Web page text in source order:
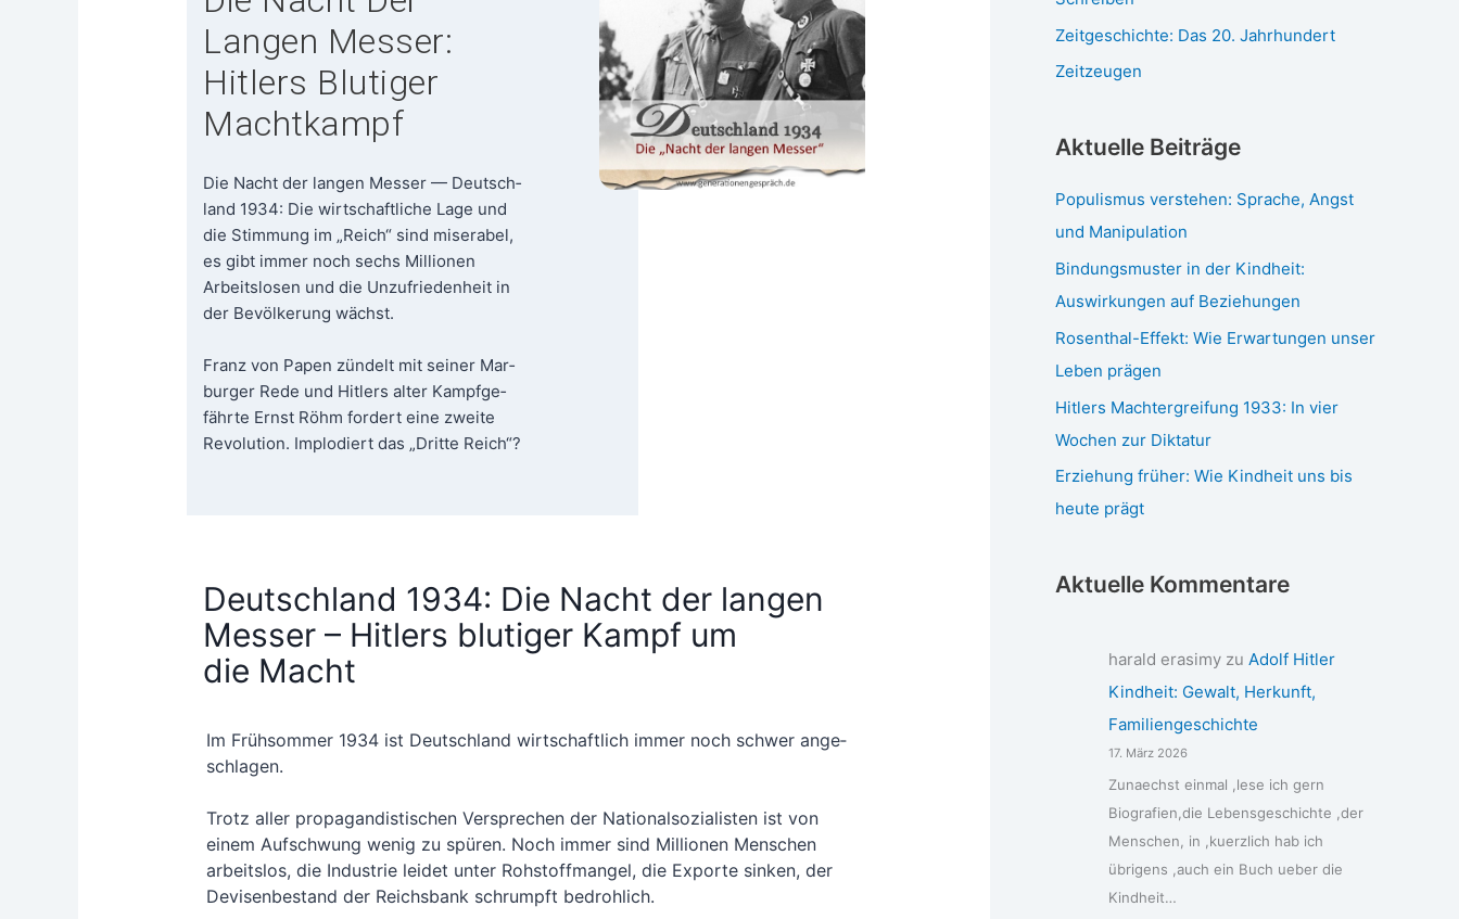
Langen Messer:
Hitlers Blutiger
Machtkampf
Die Nacht der lan­gen Mes­ser — Deutsch­
land 1934: Die wirt­schaft­li­che Lage und
die Stim­mung im „Reich“ sind mise­ra­bel,
es gibt immer noch sechs Mil­lio­nen
Arbeits­lo­sen und die Unzu­frie­den­heit in
der Bevöl­ke­rung wächst.
Franz von Papen zün­delt mit sei­ner Mar­
bur­ger Rede und Hit­lers alter Kampf­ge­
fähr­te Ernst Röhm for­dert eine zwei­te
Revo­lu­ti­on. Implo­diert das „Drit­te Reich“?
Deutschland 1934: Die Nacht der langen
Messer – Hitlers blutiger Kampf um
die Macht
Im Früh­som­mer 1934 ist Deutsch­land wirt­schaft­lich immer noch schwer ange­
schla­gen.
Trotz aller pro­pa­gan­dis­ti­schen Ver­spre­chen der Natio­nal­so­zia­lis­ten ist von
einem Auf­schwung wenig zu spü­ren. Noch immer sind Mil­lio­nen Men­schen
arbeits­los, die Indus­trie lei­det unter Roh­stoff­man­gel, die Expor­te sin­ken, der
Devi­sen­be­stand der Reichs­bank schrumpft bedroh­lich.
Zeitgeschichte: Das 20. Jahrhundert
Zeitzeugen
Aktuelle Beiträge
Populismus verstehen: Sprache, Angst
und Manipulation
Bindungsmuster in der Kindheit:
Auswirkungen auf Beziehungen
Rosenthal-Effekt: Wie Erwartungen unser
Leben prägen
Hitlers Machtergreifung 1933: In vier
Wochen zur Diktatur
Erziehung früher: Wie Kindheit uns bis
heute prägt
Aktuelle Kommentare
harald erasimyzu Adolf Hitler
Kindheit: Gewalt, Herkunft,
Familiengeschichte
17. März 2026
Zunaechst einmal ,lese ich gern
Biografien,die Lebensgeschichte ,der
Menschen, in ,kuerzlich hab ich
übrigens ,auch ein Buch ueber die
Kindheit…